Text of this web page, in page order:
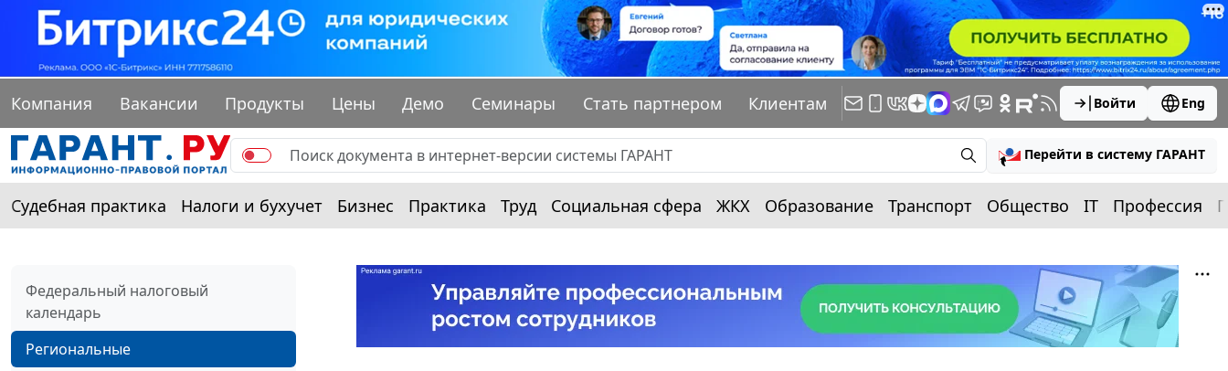
Компания Вакансии Продукты Цены Демо Семинары Стать партнером Клиентам Войти Eng
Перейти в систему ГАРАНТ
Судебная практика Налоги и бухучет Бизнес Практика Труд Социальная сфера ЖКХ Образование Транспорт Общество IT Профессия
Федеральный налоговый
календарь
Региональные